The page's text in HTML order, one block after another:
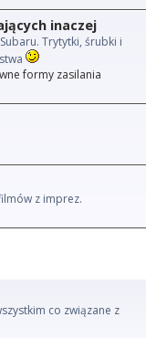
inaczej
Trytytki, śrubki i
formy zasilania
z imprez.
co związane z